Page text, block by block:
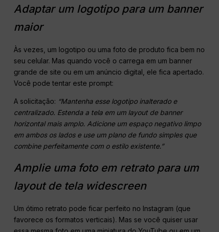
Adaptar um logotipo para um banner
maior
Às vezes, um logotipo ou uma foto de produto fica bem no
seu celular. Mas quando você o carrega em um banner
grande de site ou em um anúncio digital, ele fica apertado.
Você pode tentar este prompt:
A solicitação: “Mantenha esse logotipo inalterado e
centralizado. Estenda a tela em um layout de banner
horizontal mais amplo. Adicione um espaço negativo limpo
em ambos os lados e use um plano de fundo simples que
combine perfeitamente com o estilo existente.”
Amplie uma foto em retrato para um
layout de tela widescreen
Um ótimo retrato pode ficar perfeito no Instagram (que
favorece os formatos verticais). Mas se você quiser usar